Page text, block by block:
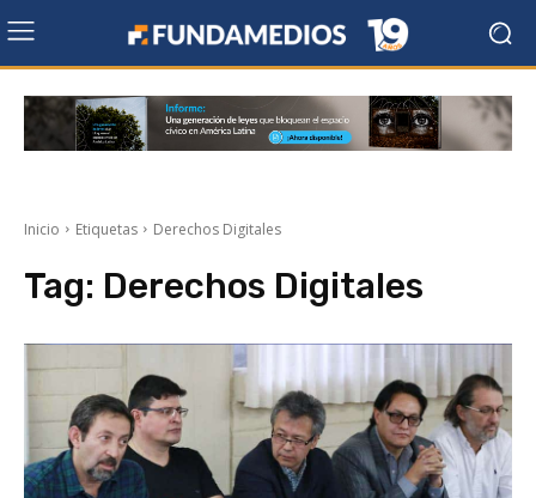
Inicio Etiquetas Derechos Digitales
Tag: Derechos Digitales